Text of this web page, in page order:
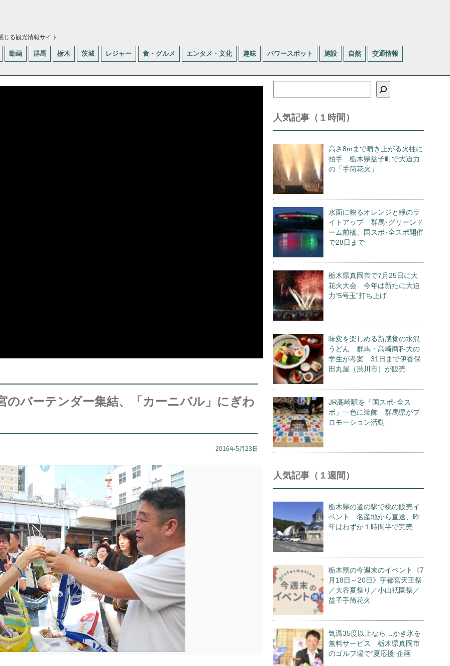
じる観光情報サイト
動画 群馬 栃木 茨城 レジャー 食・グルメ エンタメ・文化 趣味 パワースポット 施設 自然 交通情報
バーテンダー集結、「カーニバル」にぎわ
2016年5月23日
索
人気記事（１時間）
高さ8mまで噴き上がる火柱に
拍手 栃木県益子町で大迫力
の「手筒花火」
水面に映るオレンジと緑のラ
イトアップ 群馬･グリーンド
ーム前橋、国スポ･全スポ開催
で28日まで
栃木県真岡市で7月25日に大
花火大会 今年は新たに大迫
力“5号玉”打ち上げ
味変を楽しめる新感覚の水沢
うどん 群馬・高崎商科大の
学生が考案 31日まで伊香保
田丸屋（渋川市）が販売
JR高崎駅を「国スポ･全ス
ポ」一色に装飾 群馬県がプ
ロモーション活動
人気記事（１週間）
栃木県の道の駅で桃の販売イ
ベント 名産地から直送、昨
年はわずか１時間半で完売
栃木県の今週末のイベント《7
月18日～20日》宇都宮天王祭
／大谷夏祭り／小山祇園祭／
益子手筒花火
気温35度以上なら…かき氷を
無料サービス 栃木県真岡市
のゴルフ場で“夏応援”企画